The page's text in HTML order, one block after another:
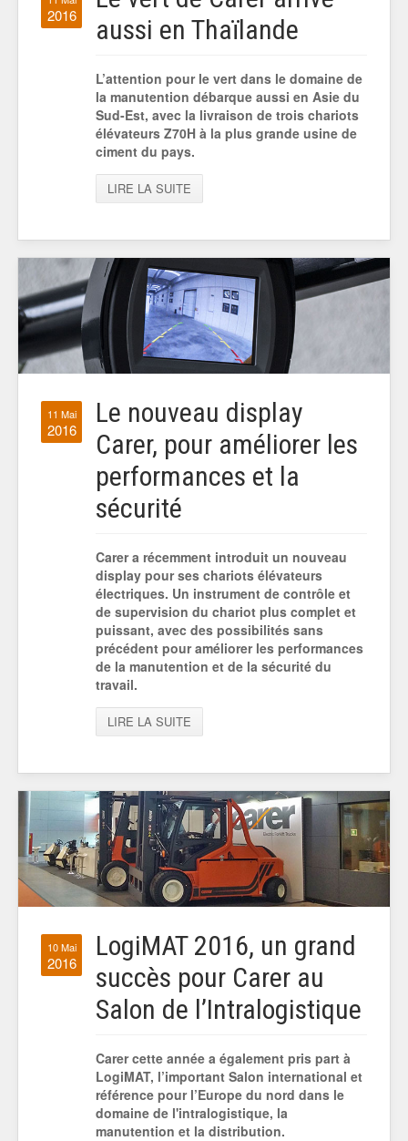
2016
aussi en Thaïlande
L’attention pour le vert dans le domaine de
la manutention débarque aussi en Asie du
Sud-Est, avec la livraison de trois chariots
élévateurs Z70H à la plus grande usine de
ciment du pays.
LIRE LA SUITE
11 Mai
2016
Le nouveau display
Carer, pour améliorer les
performances et la
sécurité
Carer a récemment introduit un nouveau
display pour ses chariots élévateurs
électriques. Un instrument de contrôle et
de supervision du chariot plus complet et
puissant, avec des possibilités sans
précédent pour améliorer les performances
de la manutention et de la sécurité du
travail.
LIRE LA SUITE
10 Mai
2016
LogiMAT 2016, un grand
succès pour Carer au
Salon de l’Intralogistique
Carer cette année a également pris part à
LogiMAT, l’important Salon international et
référence pour l’Europe du nord dans le
domaine de l'intralogistique, la
manutention et la distribution.